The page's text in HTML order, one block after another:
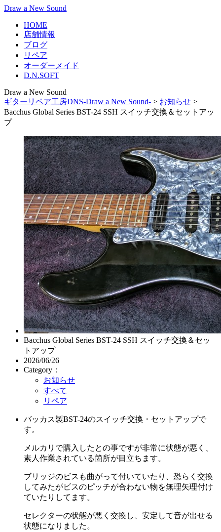
Draw a New Sound
HOME
店舗情報
ブログ
リペア
オーダーメイド
D.N.SOFT
Draw a New Sound
ギターリペア工房DNS-Draw a New Sound- > お知らせ >
Bacchus Global Series BST-24 SSH スイッチ交換＆セットアッ
プ
Bacchus Global Series BST-24 SSH スイッチ交換＆セッ
トアップ
2026/06/26
Category：
お知らせ
すべて
リペア
バッカス製BST-24のスイッチ交換・セットアップで
す。
メルカリで購入したとの事ですが非常に状態が悪く、
素人作業されている箇所が目立ちます。
ブリッジのビスも曲がって付いていたり、恐らく交換
してみたがビスのピッチが合わない物を無理矢理付け
ていたりしてます。
セレクターの状態が悪く交換し、安定して音が出せる
状態になりました。